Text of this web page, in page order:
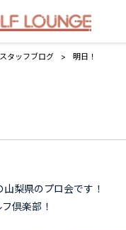
スタッフブログ > 明日！
梨県のプロ会です！
倶楽部！